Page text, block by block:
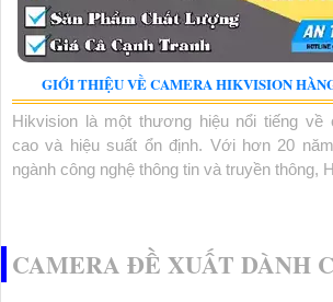
GIỚI THIỆU VỀ CAMERA HIKVISION
Hikvision là một thương hiệu nổi tiếng về
cao và hiệu suất ổn định. Với hơn 20
ngành công nghệ thông tin và truyền thông,
CAMERA ĐỀ XUẤT DÀNH